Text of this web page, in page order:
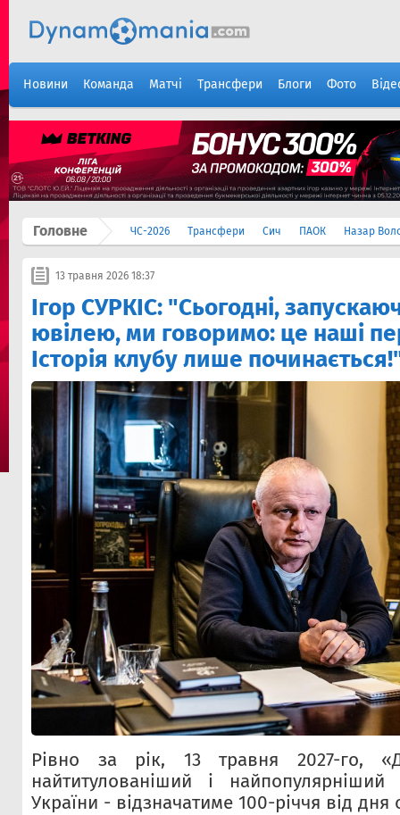
Новини Команда Матчі Трансфери Блоги Фото
Головне ЧС-2026 Трансфери Сич ПАОК Назар
13 травня 2026 18:37
Ігор СУРКІС: "Сьогодні,
ювілею, ми говоримо: це наші
Історія клубу лише
Рівно за рік, 13 травня 2027-го,
найтитулованіший і
України - відзначатиме 100-річчя від дня